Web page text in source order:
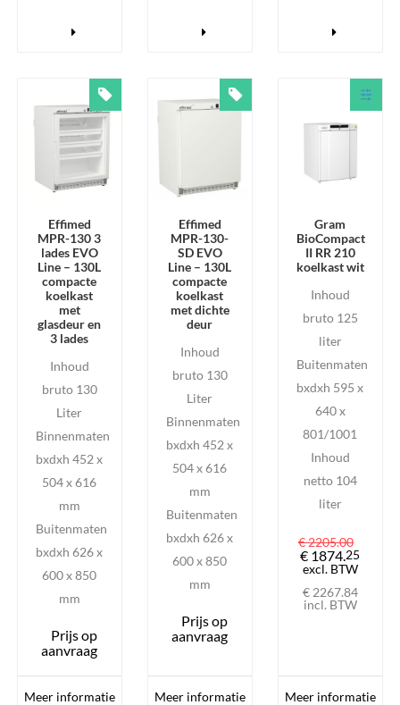
Effimed
MPR-130 3
lades EVO
Line – 130L
compacte
koelkast
met
glasdeur en
3 lades
Inhoud
bruto 130
Liter
Binnenmaten
bxdxh 452 x
504 x 616
mm
Buitenmaten
bxdxh 626 x
600 x 850
mm
Prijs op
aanvraag
Meer informatie
Effimed
MPR-130-
SD EVO
Line – 130L
compacte
koelkast
met dichte
deur
Inhoud
bruto 130
Liter
Binnenmaten
bxdxh 452 x
504 x 616
mm
Buitenmaten
bxdxh 626 x
600 x 850
mm
Prijs op
aanvraag
Meer informatie
Gram
BioCompact
II RR 210
koelkast wit
Inhoud
bruto 125
liter
Buitenmaten
bxdxh 595 x
640 x
801/1001
Inhoud
netto 104
liter
€ 2205.00
€ 1874.25
excl. BTW
€ 2267.84
incl. BTW
Meer informatie